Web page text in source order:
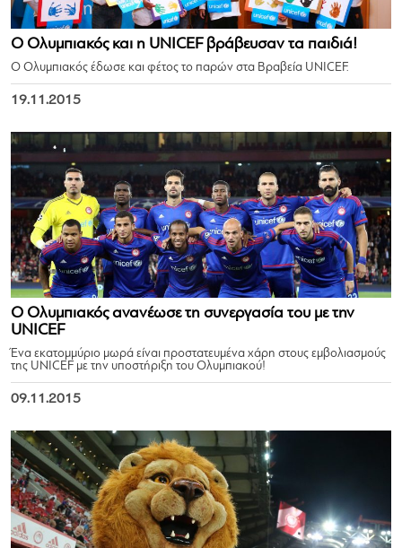
Ο Ολυμπιακός και η UNICEF βράβευσαν τα παιδιά!
Ο Ολυμπιακός έδωσε και φέτος το παρών στα Βραβεία UNICEF.
19.11.2015
Ο Ολυμπιακός ανανέωσε τη συνεργασία του με την
UNICEF
Ένα εκατομμύριο μωρά είναι προστατευμένα χάρη στους εμβολιασμούς
της UNICEF με την υποστήριξη του Ολυμπιακού!
09.11.2015